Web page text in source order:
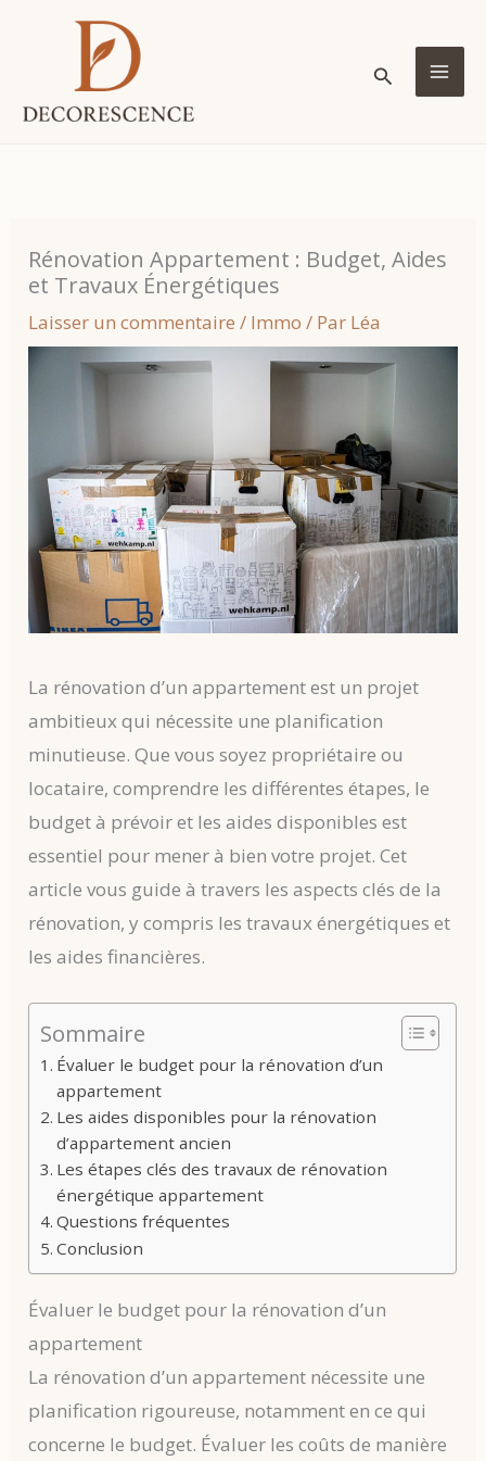
Rechercher
Rénovation Appartement : Budget, Aides
et Travaux Énergétiques
Laisser un commentaire / Immo / Par Léa
La rénovation d’un appartement est un projet
ambitieux qui nécessite une planification
minutieuse. Que vous soyez propriétaire ou
locataire, comprendre les différentes étapes, le
budget à prévoir et les aides disponibles est
essentiel pour mener à bien votre projet. Cet
article vous guide à travers les aspects clés de la
rénovation, y compris les travaux énergétiques et
les aides financières.
Sommaire
Évaluer le budget pour la rénovation d’un
appartement
Les aides disponibles pour la rénovation
d’appartement ancien
Les étapes clés des travaux de rénovation
énergétique appartement
Questions fréquentes
Conclusion
Évaluer le budget pour la rénovation d’un
appartement
La rénovation d’un appartement nécessite une
planification rigoureuse, notamment en ce qui
concerne le budget. Évaluer les coûts de manière